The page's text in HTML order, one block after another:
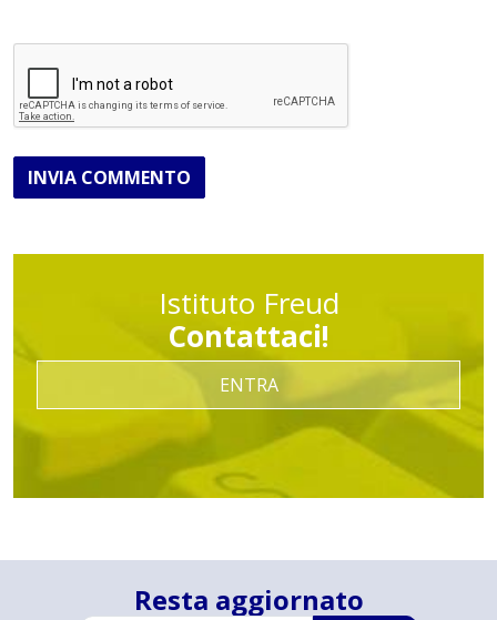
INVIA COMMENTO
Istituto Freud
Contattaci!
ENTRA
Resta aggiornato